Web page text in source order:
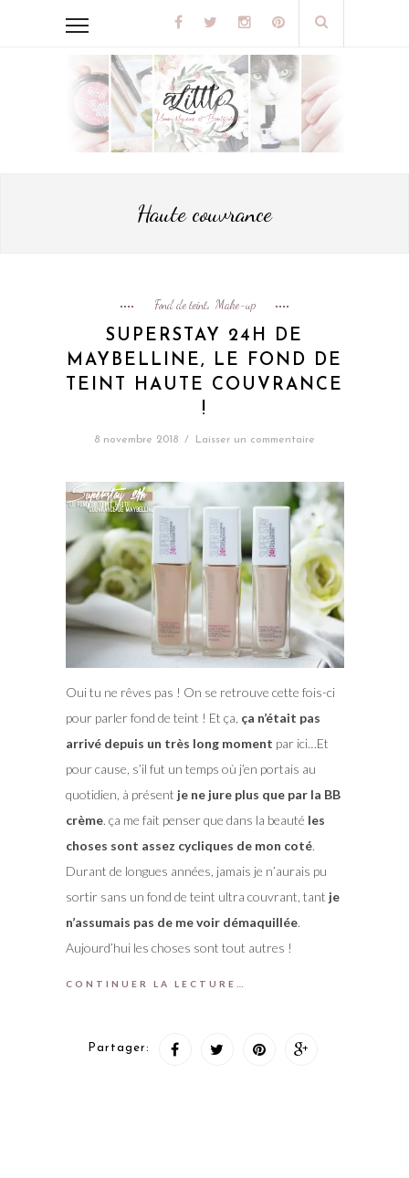
Haute couvrance
Fond de teint, Make-up
SUPERSTAY 24H DE
MAYBELLINE, LE FOND DE
TEINT HAUTE COUVRANCE
!
8 novembre 2018 / Laisser un commentaire
Oui tu ne rêves pas ! On se retrouve cette fois-ci
pour parler fond de teint ! Et ça, ça n’était pas
arrivé depuis un très long moment par ici…Et
pour cause, s’il fut un temps où j’en portais au
quotidien, à présent je ne jure plus que par la BB
crème. ça me fait penser que dans la beauté les
choses sont assez cycliques de mon coté.
Durant de longues années, jamais je n’aurais pu
sortir sans un fond de teint ultra couvrant, tant je
n’assumais pas de me voir démaquillée.
Aujourd’hui les choses sont tout autres !
CONTINUER LA LECTURE…
Partager: